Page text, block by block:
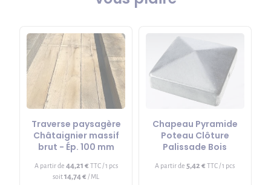
Traverse paysagère
Châtaignier massif
brut - Ép. 100 mm
A partir de 44,21 € TTC / 1 pcs
soit14,74 € / ML
Chapeau Pyramide
Poteau Clôture
Palissade Bois
A partir de 5,42 € TTC / 1 pcs